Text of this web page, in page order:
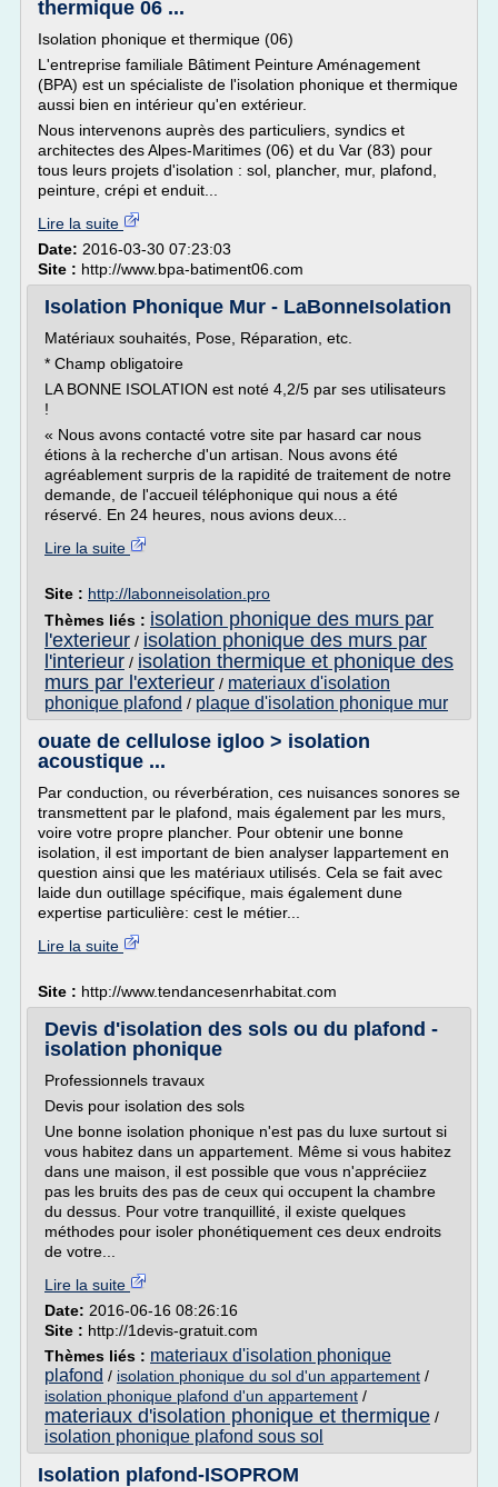
thermique 06 ...
Isolation phonique et thermique (06)
L'entreprise familiale Bâtiment Peinture Aménagement
(BPA) est un spécialiste de l'isolation phonique et thermique
aussi bien en intérieur qu'en extérieur.
Nous intervenons auprès des particuliers, syndics et
architectes des Alpes-Maritimes (06) et du Var (83) pour
tous leurs projets d'isolation : sol, plancher, mur, plafond,
peinture, crépi et enduit...
Lire la suite
Date: 2016-03-30 07:23:03
Site : http://www.bpa-batiment06.com
Isolation Phonique Mur - LaBonneIsolation
Matériaux souhaités, Pose, Réparation, etc.
* Champ obligatoire
LA BONNE ISOLATION est noté 4,2/5 par ses utilisateurs
!
« Nous avons contacté votre site par hasard car nous
étions à la recherche d'un artisan. Nous avons été
agréablement surpris de la rapidité de traitement de notre
demande, de l'accueil téléphonique qui nous a été
réservé. En 24 heures, nous avions deux...
Lire la suite
Site : http://labonneisolation.pro
Thèmes liés : isolation phonique des murs par
l'exterieur / isolation phonique des murs par
l'interieur / isolation thermique et phonique des
murs par l'exterieur / materiaux d'isolation
phonique plafond / plaque d'isolation phonique mur
ouate de cellulose igloo > isolation
acoustique ...
Par conduction, ou réverbération, ces nuisances sonores se
transmettent par le plafond, mais également par les murs,
voire votre propre plancher. Pour obtenir une bonne
isolation, il est important de bien analyser lappartement en
question ainsi que les matériaux utilisés. Cela se fait avec
laide dun outillage spécifique, mais également dune
expertise particulière: cest le métier...
Lire la suite
Site : http://www.tendancesenrhabitat.com
Devis d'isolation des sols ou du plafond -
isolation phonique
Professionnels travaux
Devis pour isolation des sols
Une bonne isolation phonique n'est pas du luxe surtout si
vous habitez dans un appartement. Même si vous habitez
dans une maison, il est possible que vous n'appréciiez
pas les bruits des pas de ceux qui occupent la chambre
du dessus. Pour votre tranquillité, il existe quelques
méthodes pour isoler phonétiquement ces deux endroits
de votre...
Lire la suite
Date: 2016-06-16 08:26:16
Site : http://1devis-gratuit.com
Thèmes liés : materiaux d'isolation phonique
plafond / isolation phonique du sol d'un appartement /
isolation phonique plafond d'un appartement /
materiaux d'isolation phonique et thermique /
isolation phonique plafond sous sol
Isolation plafond-ISOPROM